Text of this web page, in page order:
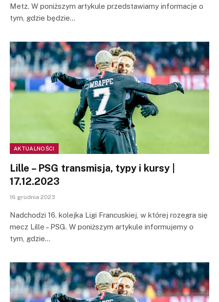
Metz. W poniższym artykule przedstawiamy informacje o
tym, gdzie będzie…
AKTUALNOŚCI
Lille – PSG transmisja, typy i kursy |
17.12.2023
16 grudnia 2023
Nadchodzi 16. kolejka Ligi Francuskiej, w której rozegra się
mecz Lille – PSG. W poniższym artykule informujemy o
tym, gdzie…